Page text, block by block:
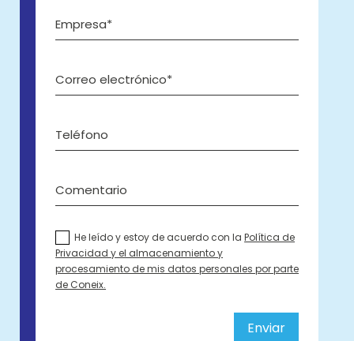
He leído y estoy de acuerdo con laPolítica de
Privacidad y el almacenamiento y
procesamiento de mis datos personales por parte
de Coneix.
Enviar